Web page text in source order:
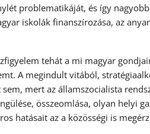
problematikáját, és így
iskolák finanszírozása, az
tehát a mi magyar
A megindult vitából,
mert az államszocialista
összeomlása, olyan helyi
hatásait az a közösségi is